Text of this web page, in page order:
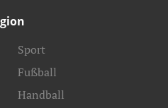
Sport
Fußball
Handball